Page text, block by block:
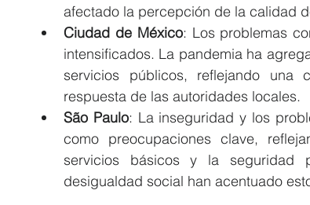
afectado la percepción de la calidad
Ciudad de México: Los problemas
intensificados. La pandemia ha
servicios públicos, reflejando una
respuesta de las autoridades locales.
São Paulo: La inseguridad y los
como preocupaciones clave,
servicios básicos y la seguridad
desigualdad social han acentuado